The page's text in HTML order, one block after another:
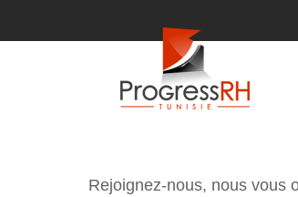
Rejoignez-nous, nous vous